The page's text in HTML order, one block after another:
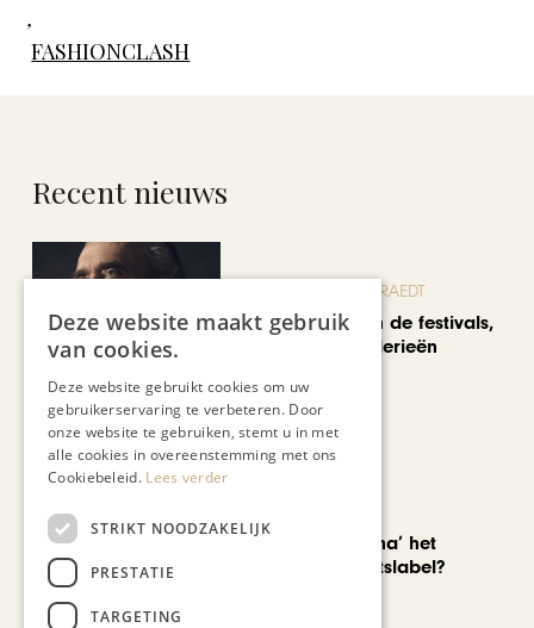
,
FASHIONCLASH
Recent nieuws
BLOG JO CORTENRAEDT
We verzuipen in de festivals,
feesten en braderieën
Is ‘Made in China’ het
nieuwe kwaliteitslabel?
Deze website maakt gebruik
van cookies.
Deze website gebruikt cookies om uw
gebruikerservaring te verbeteren. Door
onze website te gebruiken, stemt u in met
alle cookies in overeenstemming met ons
Cookiebeleid. Lees verder
STRIKT NOODZAKELIJK
PRESTATIE
TARGETING